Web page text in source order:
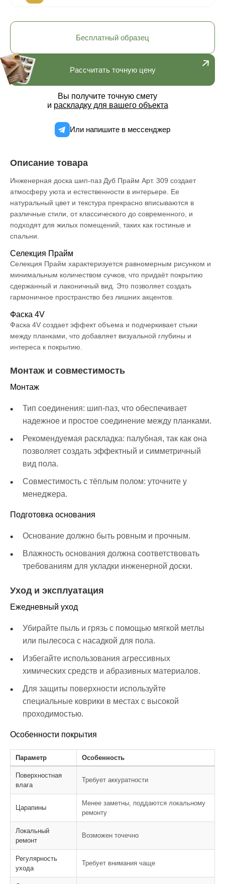
Рассчитать точную цену
Вы получите точную смету
и раскладку для вашего объекта
Или напишите в мессенджер
Бесплатный образец
Описание товара
Инженерная доска шип-паз Дуб Прайм Арт. 309 создает
атмосферу уюта и естественности в интерьере. Ее
натуральный цвет и текстура прекрасно вписываются в
различные стили, от классического до современного, и
подходят для жилых помещений, таких как гостиные и
спальни.
Селекция Прайм
Селекция Прайм характеризуется равномерным рисунком и
минимальным количеством сучков, что придаёт покрытию
сдержанный и лаконичный вид. Это позволяет создать
гармоничное пространство без лишних акцентов.
Фаска 4V
Фаска 4V создает эффект объема и подчеркивает стыки
между планками, что добавляет визуальной глубины и
интереса к покрытию.
Монтаж и совместимость
Монтаж
Тип соединения: шип-паз, что обеспечивает
надежное и простое соединение между планками.
Рекомендуемая раскладка: палубная, так как она
позволяет создать эффектный и симметричный
вид пола.
Совместимость с тёплым полом: уточните у
менеджера.
Подготовка основания
Основание должно быть ровным и прочным.
Влажность основания должна соответствовать
требованиям для укладки инженерной доски.
Уход и эксплуатация
Ежедневный уход
Убирайте пыль и грязь с помощью мягкой метлы
или пылесоса с насадкой для пола.
Избегайте использования агрессивных
химических средств и абразивных материалов.
Для защиты поверхности используйте
специальные коврики в местах с высокой
проходимостью.
Особенности покрытия
Параметр Особенность
Поверхностная
влага
Требует аккуратности
Царапины
Менее заметны, поддаются локальному
ремонту
Локальный
ремонт
Возможен точечно
Регулярность
ухода
Требует внимания чаще